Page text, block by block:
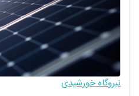
نیروگاه خورشیدی